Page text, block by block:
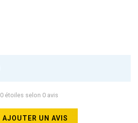
0 étoiles selon 0 avis
AJOUTER UN AVIS